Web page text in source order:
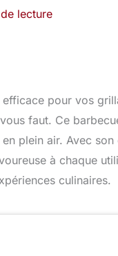
lecture
pour vos
faut. Ce
plein air. Avec
à chaque
culinaires.